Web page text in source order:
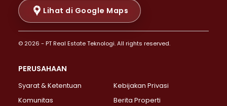
Properti Dijual di Kramat >
Properti Dijual di Pasar Baru >
Properti Dijual di Bendungan Hilir >
Properti Dijual di Jakarta Selatan >
Properti Dijual di Lebak Bulus >
Properti Dijual di Gandaria Selatan >
Properti Dijual di Pondok Labu >
Lihat di Google Maps
© 2026 - PT Real Estate Teknologi. All rights reserved.
PERUSAHAAN
Syarat & Ketentuan
Kebijakan Privasi
Komunitas
Berita Properti